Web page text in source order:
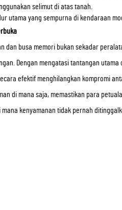
selimut di atas tanah.
utama yang sempurna di kendaraan
dan busa memori bukan sekadar
Dengan mengatasi tantangan
efektif menghilangkan kompromi
di mana saja, memastikan para
kenyamanan tidak pernah